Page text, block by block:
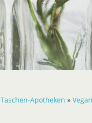
Taschen-Apotheken »